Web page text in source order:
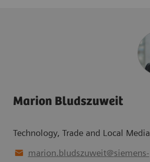
Marion Bludszuweit
Technology, Trade and Local Media
marion.bludszuweit@siemens-